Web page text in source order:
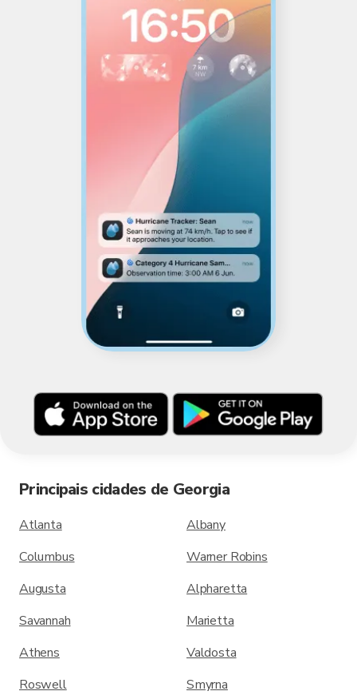
Principais cidades de Georgia
Atlanta
Columbus
Augusta
Savannah
Athens
Roswell
Albany
Warner Robins
Alpharetta
Marietta
Valdosta
Smyrna